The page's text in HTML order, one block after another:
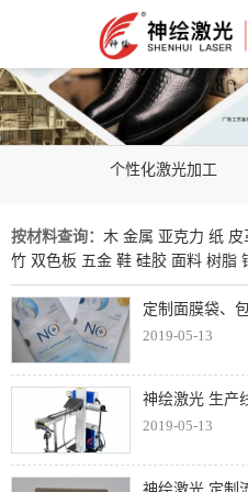
个性化激光加工
按材料查询： 木 金属 亚克力 纸 皮
竹 双色板 五金 鞋 硅胶 面料 树脂
定制面膜袋、
2019-05-13
神绘激光 生产
2019-05-13